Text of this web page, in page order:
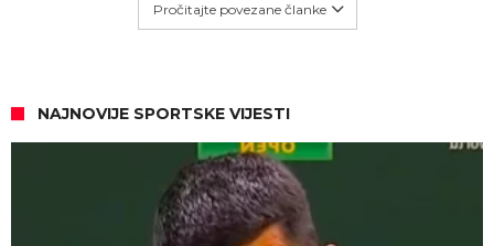
Pročitajte povezane članke
NAJNOVIJE SPORTSKE VIJESTI